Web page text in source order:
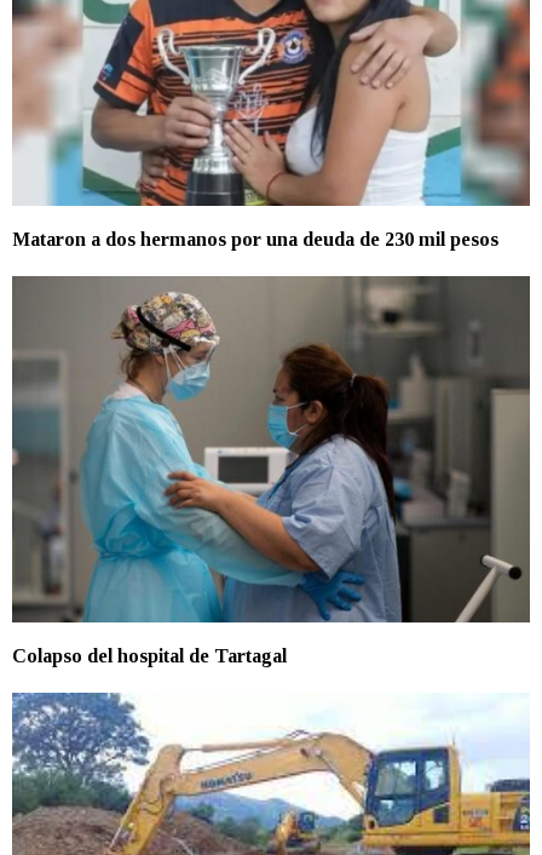
Mataron a dos hermanos por una deuda de 230 mil pesos
Colapso del hospital de Tartagal